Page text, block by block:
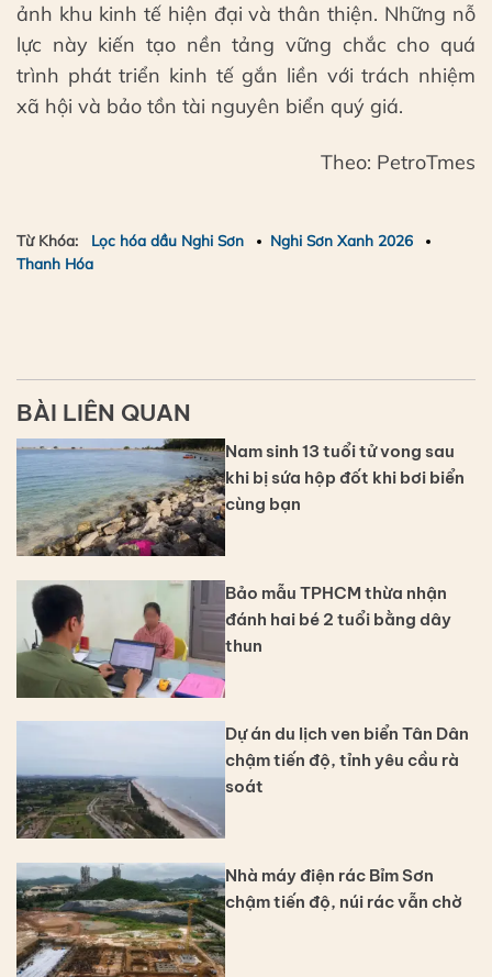
ảnh khu kinh tế hiện đại và thân thiện. Những nỗ
lực này kiến tạo nền tảng vững chắc cho quá
trình phát triển kinh tế gắn liền với trách nhiệm
xã hội và bảo tồn tài nguyên biển quý giá.
Theo: PetroTmes
Từ Khóa: Lọc hóa dầu Nghi Sơn
Nghi Sơn Xanh 2026
Thanh Hóa
BÀI LIÊN QUAN
Nam sinh 13 tuổi tử vong sau
khi bị sứa hộp đốt khi bơi biển
cùng bạn
Bảo mẫu TPHCM thừa nhận
đánh hai bé 2 tuổi bằng dây
thun
Dự án du lịch ven biển Tân Dân
chậm tiến độ, tỉnh yêu cầu rà
soát
Nhà máy điện rác Bỉm Sơn
chậm tiến độ, núi rác vẫn chờ